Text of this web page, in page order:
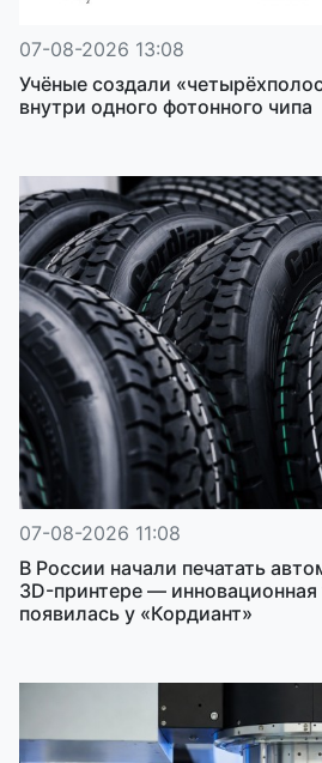
07-08-2026 13:08
Учёные создали
внутри одного фотонного чипа
07-08-2026 11:08
В России начали печатать
3D-принтере — инновационная
появилась у «Кордиант»